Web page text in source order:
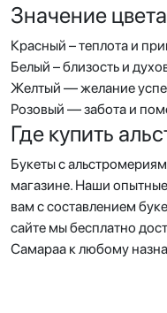
Значение
Красный – теплота и
Белый – близость и
Желтый — желание
Розовый — забота и
Где купить
Букеты с
магазине. Наши
вам с составлением
сайте мы бесплатно
Самараа к любому